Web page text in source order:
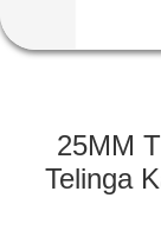
TUR
25MM
Telinga